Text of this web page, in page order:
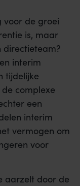
voor de groei
is, maar
directieteam?
interim
tijdelijke
complexe
een
interim
vermogen om
voor
aarzelt door de